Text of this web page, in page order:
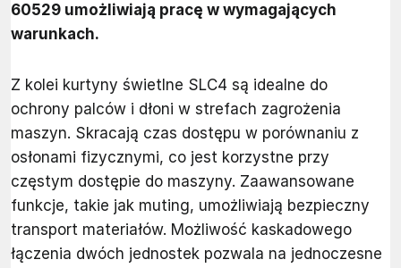
60529 umożliwiają pracę w wymagających
warunkach.
Z kolei kurtyny świetlne SLC4 są idealne do
ochrony palców i dłoni w strefach zagrożenia
maszyn. Skracają czas dostępu w porównaniu z
osłonami fizycznymi, co jest korzystne przy
częstym dostępie do maszyny. Zaawansowane
funkcje, takie jak muting, umożliwiają bezpieczny
transport materiałów. Możliwość kaskadowego
łączenia dwóch jednostek pozwala na jednoczesne